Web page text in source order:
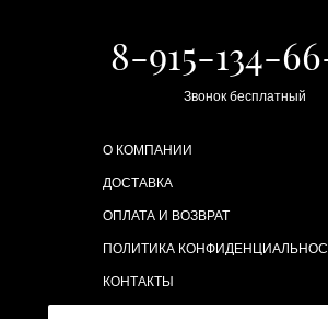
8-915-134-
Звонок бесплатный
О КОМПАНИИ
ДОСТАВКА
ОПЛАТА И ВОЗВРАТ
ПОЛИТИКА
КОНТАКТЫ